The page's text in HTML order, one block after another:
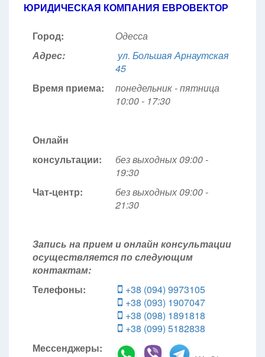
ЮРИДИЧЕСКАЯ КОМПАНИЯ ЕВРОВЕКТОР
Город:
Одесса
Адрес:
ул. Большая Арнаутская
45
Время приема:
понедельник - пятница
10:00 - 17:30
Онлайн
консультации:
без выходных 09:00 -
19:30
Чат-центр:
без выходных 09:00 -
21:30
Запись на прием и онлайн консультации
осуществляется по следующим
контактам:
Телефоны:
+38 (094) 9973105
+38 (093) 1907047
+38 (098) 1891818
+38 (099) 5182838
Мессенджеры: